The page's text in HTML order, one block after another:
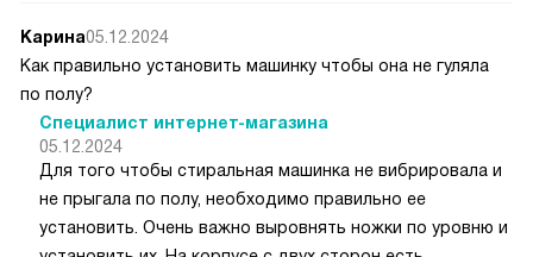
Карина05.12.2024
Как правильно установить машинку чтобы она не гуляла
по полу?
Специалист интернет-магазина
05.12.2024
Для того чтобы стиральная машинка не вибрировала и
не прыгала по полу, необходимо правильно ее
установить. Очень важно выровнять ножки по уровню и